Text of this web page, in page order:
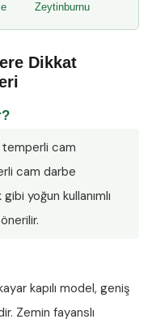
Zeytinburnu
Dikkat
cam
cam darbe
yoğun kullanımlı
kapılı model, geniş
Zemin fayanslı